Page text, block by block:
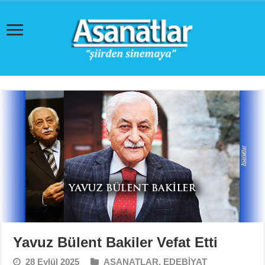
Yavuz Bülent Bakiler Vefat Etti
28 Eylül 2025 ASANATLAR, EDEBİYAT